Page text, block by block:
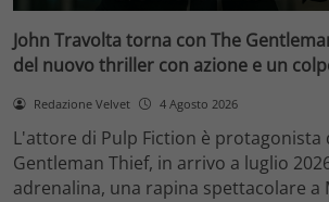
John Travolta torna con The
del nuovo thriller con azione e un
Redazione Velvet 4 Agosto 2026
L'attore di Pulp Fiction è protagonista
Gentleman Thief, in arrivo a luglio
adrenalina, una rapina spettacolare a